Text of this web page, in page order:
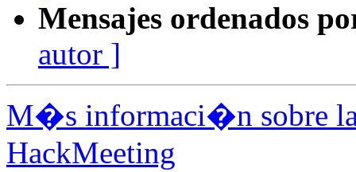
Mensajes ordenados
autor ]
M�s informaci�n sobre
HackMeeting